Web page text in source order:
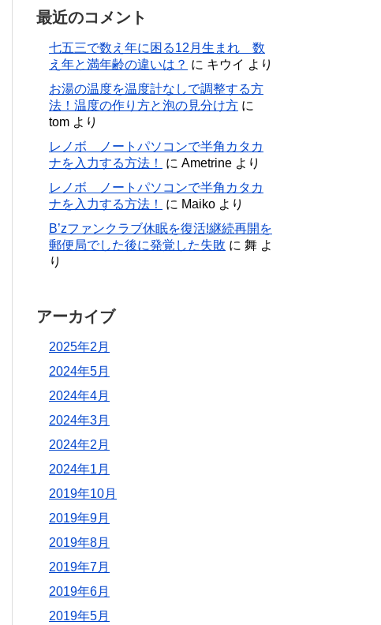
最近のコメント
七五三で数え年に困る12月生まれ 数
え年と満年齢の違いは？ に キウイ より
お湯の温度を温度計なしで調整する方
法！温度の作り方と泡の見分け方 に
tom より
レノボ ノートパソコンで半角カタカ
ナを入力する方法！
に Ametrine より
レノボ ノートパソコンで半角カタカ
ナを入力する方法！
に Maiko より
B’zファンクラブ休眠を復活!継続再開を
郵便局でした後に発覚した失敗 に 舞 よ
り
アーカイブ
2025年2月
2024年5月
2024年4月
2024年3月
2024年2月
2024年1月
2019年10月
2019年9月
2019年8月
2019年7月
2019年6月
2019年5月